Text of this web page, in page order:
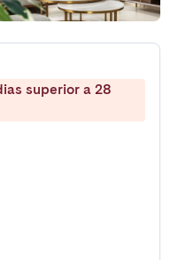
superior a 28